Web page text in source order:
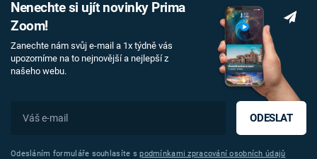
Nenechte si ujít novinky Prima
Zoom!
Zanechte nám svůj e-mail a 1x týdně vás
upozorníme na to nejnovější a nejlepší z
našeho webu.
ODESLAT
Odesláním formuláře souhlasíte spodmínkami zpracování osobních údajů